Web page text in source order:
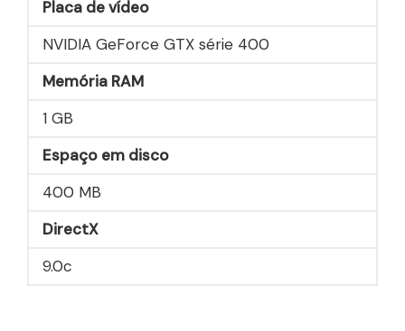
Placa de vídeo
NVIDIA GeForce GTX série 400
Memória RAM
1 GB
Espaço em disco
400 MB
DirectX
9.0c